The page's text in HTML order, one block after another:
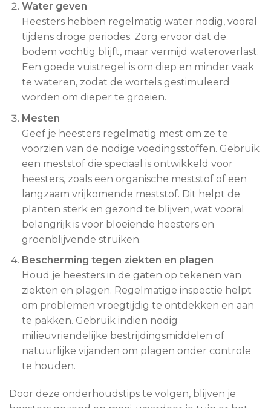
Water geven
Heesters hebben regelmatig water nodig, vooral
tijdens droge periodes. Zorg ervoor dat de
bodem vochtig blijft, maar vermijd wateroverlast.
Een goede vuistregel is om diep en minder vaak
te wateren, zodat de wortels gestimuleerd
worden om dieper te groeien.
Mesten
Geef je heesters regelmatig mest om ze te
voorzien van de nodige voedingsstoffen. Gebruik
een meststof die speciaal is ontwikkeld voor
heesters, zoals een organische meststof of een
langzaam vrijkomende meststof. Dit helpt de
planten sterk en gezond te blijven, wat vooral
belangrijk is voor bloeiende heesters en
groenblijvende struiken.
Bescherming tegen ziekten en plagen
Houd je heesters in de gaten op tekenen van
ziekten en plagen. Regelmatige inspectie helpt
om problemen vroegtijdig te ontdekken en aan
te pakken. Gebruik indien nodig
milieuvriendelijke bestrijdingsmiddelen of
natuurlijke vijanden om plagen onder controle
te houden.
Door deze onderhoudstips te volgen, blijven je